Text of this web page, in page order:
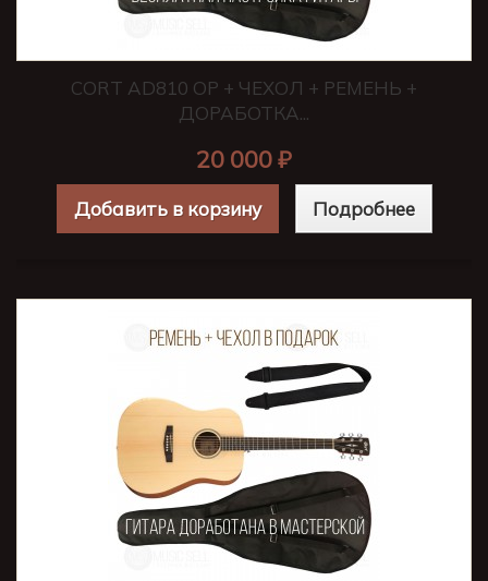
CORT AD810 OP + ЧЕХОЛ + РЕМЕНЬ +
ДОРАБОТКА...
20 000 ₽
Добавить в корзину Подробнее